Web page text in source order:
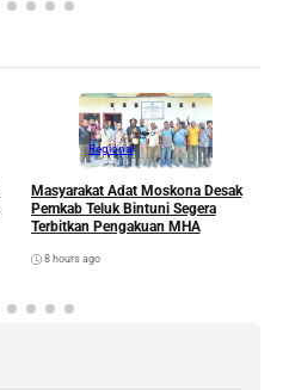
Regional
Masyarakat Adat Moskona Desak
Pemkab Teluk Bintuni Segera
Terbitkan Pengakuan MHA
8 hours ago